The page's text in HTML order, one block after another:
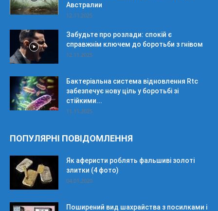
Австралии
12.11.2025
Забудьте про розлади: спокій є
справжнім ключем до боротьби з гнівом
12.11.2025
Бактеріальна система відновлення Rtc
забезпечує нову ціль у боротьбі зі
стійкими...
11.11.2025
ПОПУЛЯРНІ ПОВІДОМЛЕННЯ
Як аферисти роблять фальшиві золоті
злитки (4 фото)
04.01.2020
Поширений вид шахрайства з посилками і